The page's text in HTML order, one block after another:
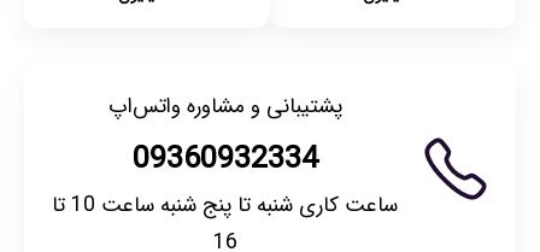
پشتیبانی و مشاوره واتس‌اپ
09360932334
ساعت کاری شنبه تا پنج شنبه ساعت 10 تا
16